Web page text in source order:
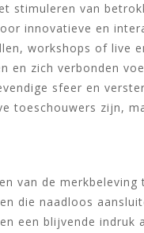
stimuleren van
innovatieve en
workshops of live
en zich verbonden
sfeer en
toeschouwers zijn,
van de merkbeleving
die naadloos
een blijvende indruk